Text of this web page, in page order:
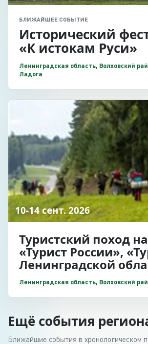
БЛИЖАЙШЕЕ СОБЫТИЕ
Исторический
«К истокам Руси»
Ленинградская область, Волховский
Ладога
10-14 сент. 2026
Туристский поход
«Турист России»,
Ленинградской
Ленинградская область, Волховский
Ещё события
Ближайшие события в хронологическом